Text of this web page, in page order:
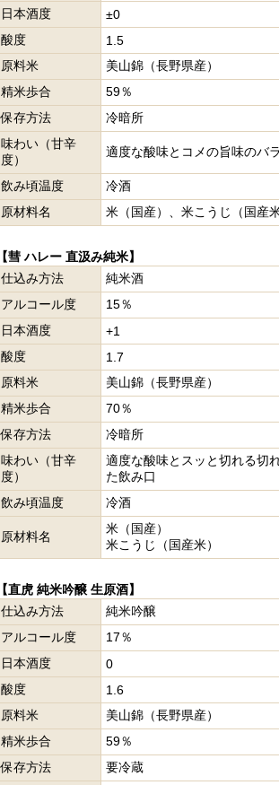
日本酒度
±0
酸度
1.5
原料米
美山錦（長野県産）
精米歩合
59％
保存方法
冷暗所
味わい（甘辛
度）
適度な酸味とコメの旨味のバ
飲み頃温度
冷酒
原材料名
米（国産）、米こうじ（国産米
【彗 ハレー 直汲み純米】
仕込み方法
純米酒
アルコール度
15％
日本酒度
+1
酸度
1.7
原料米
美山錦（長野県産）
精米歩合
70％
保存方法
冷暗所
味わい（甘辛
度）
適度な酸味とスッと切れる切
た飲み口
飲み頃温度
冷酒
原材料名
米（国産）
米こうじ（国産米）
【直虎 純米吟醸 生原酒】
仕込み方法
純米吟醸
アルコール度
17％
日本酒度
0
酸度
1.6
原料米
美山錦（長野県産）
精米歩合
59％
保存方法
要冷蔵